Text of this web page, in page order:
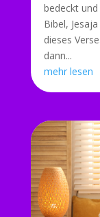
bedeckt
Bibel,
dieses
dann...
mehr lesen